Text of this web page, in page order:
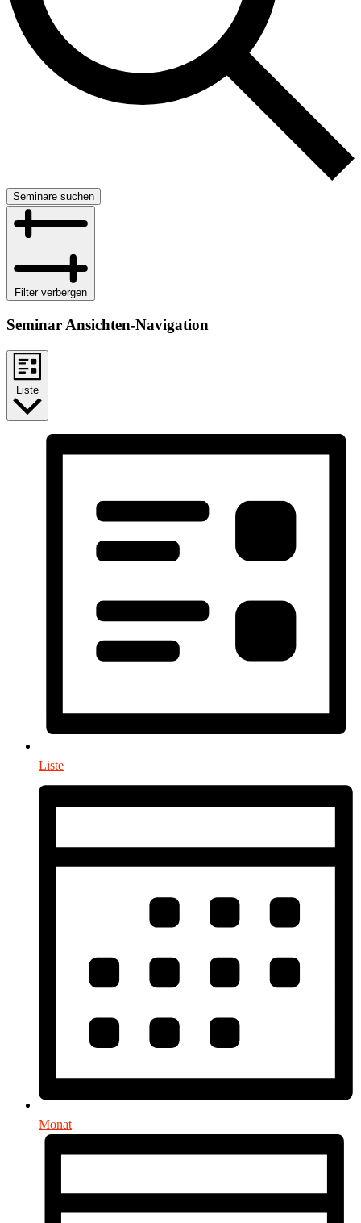
Seminare suchen
Filter verbergen
Seminar Ansichten-Navigation
Liste
Liste
Monat